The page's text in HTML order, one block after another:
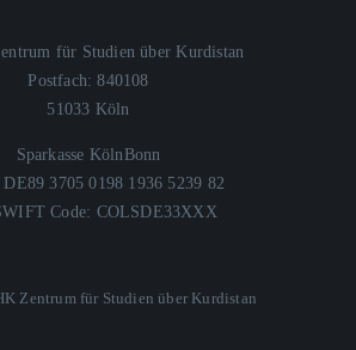
für Studien über Kurdistan
Postfach: 840108
51033 Köln
Sparkasse KölnBonn
3705 0198 1936 5239 82
Code: COLSDE33XXX
Zentrum für Studien über Kurdistan